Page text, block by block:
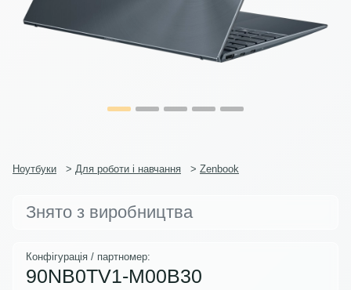
Ноутбуки > Для роботи і навчання > Zenbook
Знято з виробництва
Конфігурація / партномер:
90NB0TV1-M00B30